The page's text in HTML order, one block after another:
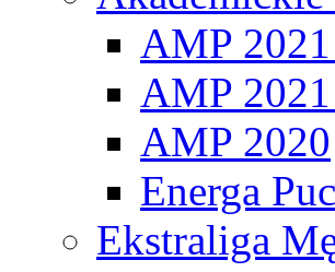
AMP
AMP
AMP 2020
Energa
Ekstraliga